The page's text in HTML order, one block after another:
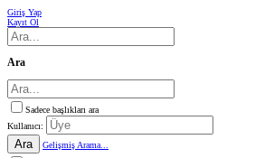
Giriş Yap
Kayıt Ol
Ara
Sadece başlıkları ara
Kullanıcı:
Ara
Gelişmiş Arama...